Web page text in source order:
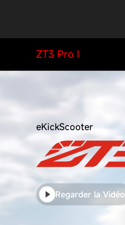
ZT3 Pro I
eKickScooter
Regarder la Vidéo